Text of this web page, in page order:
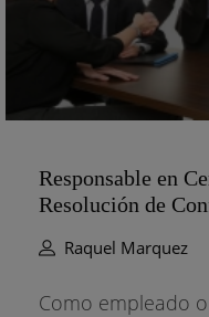
Responsable en
Resolución de
Raquel Marquez
Como empleado